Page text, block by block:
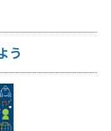
う